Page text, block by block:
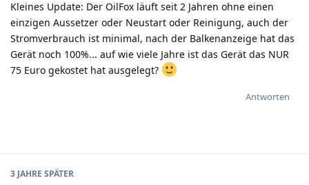
Kleines Update: Der OilFox läuft seit 2 Jahren ohne einen
einzigen Aussetzer oder Neustart oder Reinigung, auch der
Stromverbrauch ist minimal, nach der Balkenanzeige hat das
Gerät noch 100%... auf wie viele Jahre ist das Gerät das NUR
75 Euro gekostet hat ausgelegt?
Antworten
3 JAHRE SPÄTER